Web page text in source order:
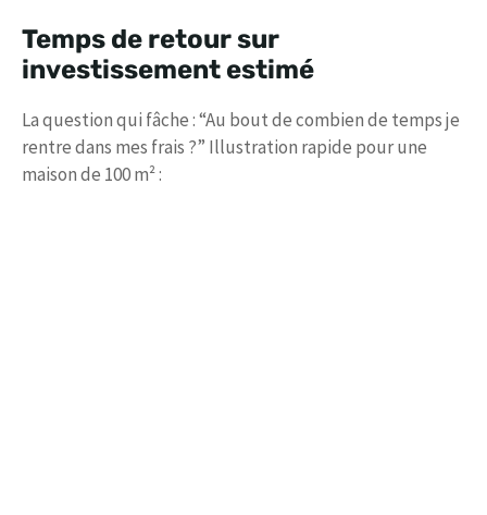
Temps de retour sur
investissement estimé
La question qui fâche : “Au bout de combien de temps je
rentre dans mes frais ?” Illustration rapide pour une
maison de 100 m² :